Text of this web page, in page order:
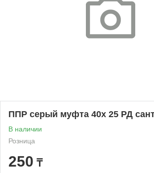
ППР серый муфта 40х 25 РД
В наличии
Розница
250 ₸